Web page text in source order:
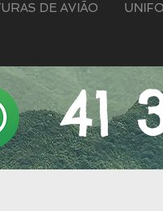
DE AVIÃO
41